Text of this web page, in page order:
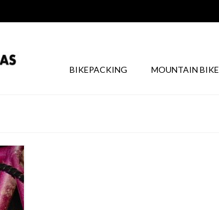
BIKEPACKING MOUNTAIN BIKE